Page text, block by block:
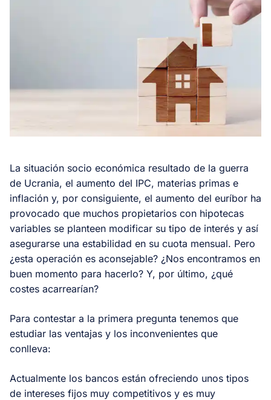
La situación socio económica resultado de la guerra
de Ucrania, el aumento del IPC, materias primas e
inflación y, por consiguiente, el aumento del euríbor ha
provocado que muchos propietarios con hipotecas
variables se planteen modificar su tipo de interés y así
asegurarse una estabilidad en su cuota mensual. Pero
¿esta operación es aconsejable? ¿Nos encontramos en
buen momento para hacerlo? Y, por último, ¿qué
costes acarrearían?
Para contestar a la primera pregunta tenemos que
estudiar las ventajas y los inconvenientes que
conlleva:
Actualmente los bancos están ofreciendo unos tipos
de intereses fijos muy competitivos y es muy